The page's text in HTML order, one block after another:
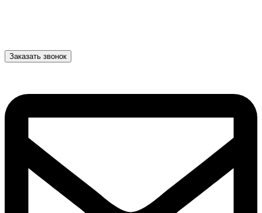
Заказать звонок